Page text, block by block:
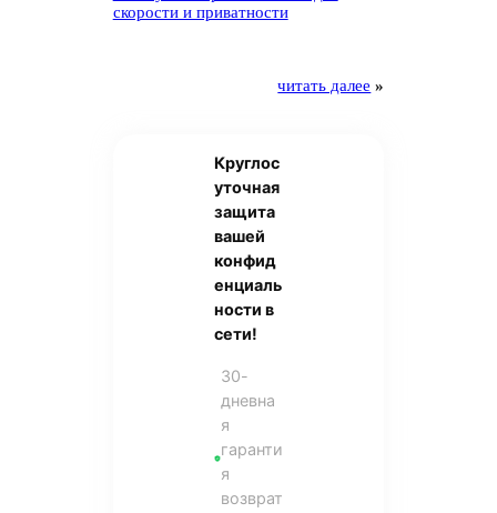
скорости и приватности
читать далее »
Круглос
уточная
защита
вашей
конфид
енциаль
ности в
сети!
30-
дневна
я
гаранти
я
возврат